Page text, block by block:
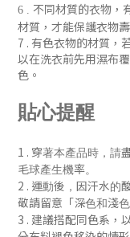
6 . 不同材質的衣物，
材質，才能保護衣物壽
7 . 有色衣物的材質，
以在洗衣前先用濕布
色 。
貼心提醒
1 . 穿著本產品時，請
毛球產生機率。
2 . 運動後， 因汗水的
敬請留意 「深色和淺
3 . 建議搭配同色系，